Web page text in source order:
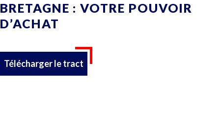
BRETAGNE : VOTRE POUVOIR
D’ACHAT
Télécharger le tract